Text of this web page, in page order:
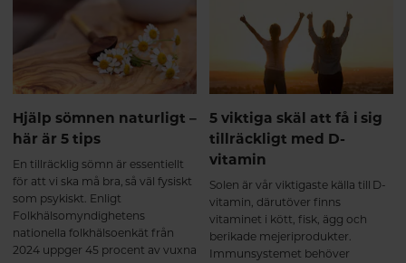
här artikeln går vi igenom varför
sömn är så viktig och hur brist på
sömn kan påverka både kropp
Hjälp sömnen naturligt –
här är 5 tips
En tillräcklig sömn är essentiellt
för att vi ska må bra, så väl fysiskt
som psykiskt. Enligt
Folkhälsomyndighetens
nationella folkhälsoenkät från
2024 uppger 45 procent av vuxna
5 viktiga skäl att få i sig
tillräckligt med D-
vitamin
Solen är vår viktigaste källa till D-
vitamin, därutöver finns
vitaminet i kött, fisk, ägg och
berikade mejeriprodukter.
Immunsystemet behöver